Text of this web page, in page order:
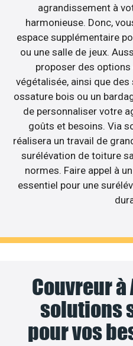
agrandissement à
harmonieuse. Donc,
espace supplémentaire
ou une salle de jeux.
proposer des
végétalisée, ainsi que
ossature bois ou un
de personnaliser votre
goûts et besoins. Via
réalisera un travail de
surélévation de toiture
normes. Faire appel à
essentiel pour une
Couvreur à
solutions
pour vos